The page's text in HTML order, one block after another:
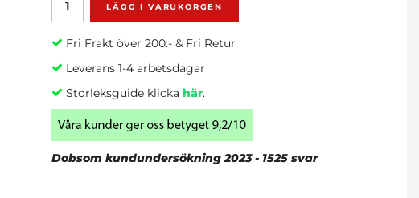
LÄGG I VARUKORGEN
Fri Frakt över 200:- & Fri Retur
Leverans 1-4 arbetsdagar
Storleksguide klickahär.
Dobsom kundundersökning 2023 - 1525 svar